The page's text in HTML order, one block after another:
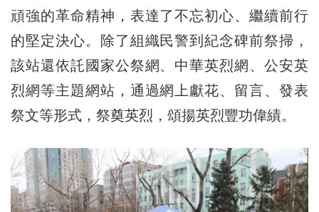
頑強的革命精神，表達了不忘初心、繼續前行
的堅定決心。除了組織民警到紀念碑前祭掃，
該站還依託國家公祭網、中華英烈網、公安英
烈網等主題網站，通過網上獻花、留言、發表
祭文等形式，祭奠英烈，頌揚英烈豐功偉績。